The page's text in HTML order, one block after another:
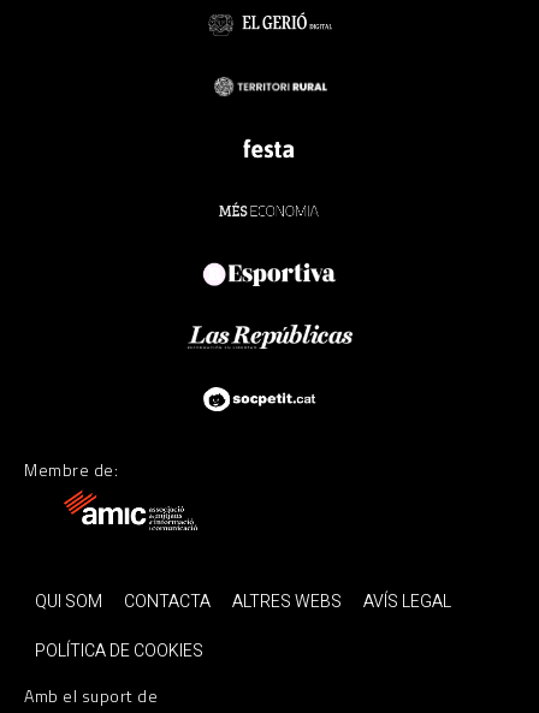
Membre de:
QUI SOM CONTACTA ALTRES WEBS
AVÍS LEGAL
POLÍTICA DE COOKIES
Amb el suport de